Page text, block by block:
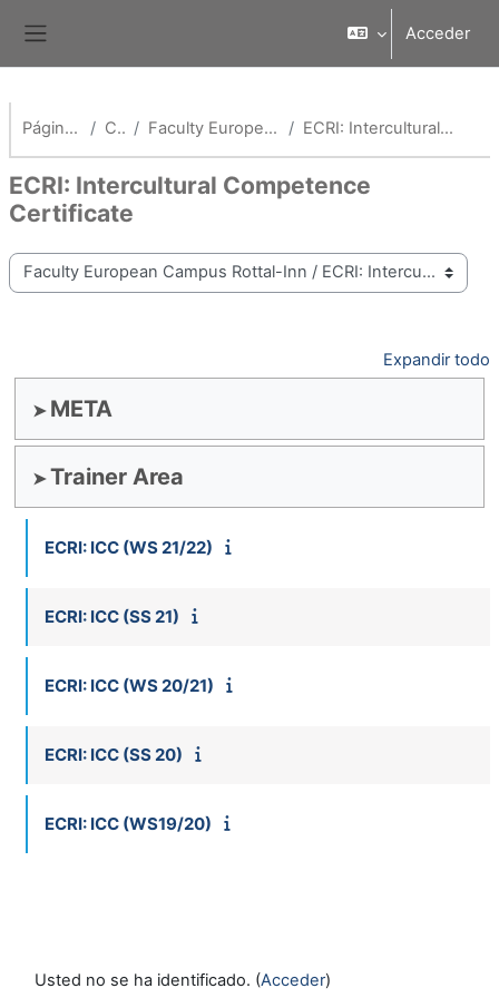
Acceder
Página Principal Cursos Faculty European Campus Rottal-Inn ECRI: Intercultural Competence Certificate
ECRI: Intercultural Competence
Certificate
Categorías
Expandir todo
META
Trainer Area
ECRI: ICC (WS 21/22)
ECRI: ICC (SS 21)
ECRI: ICC (WS 20/21)
ECRI: ICC (SS 20)
ECRI: ICC (WS19/20)
Usted no se ha identificado. (Acceder)